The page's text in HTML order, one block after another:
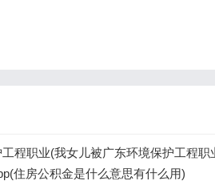
程职业(我女儿被广东环境保护工程职
住房公积金是什么意思有什么用)